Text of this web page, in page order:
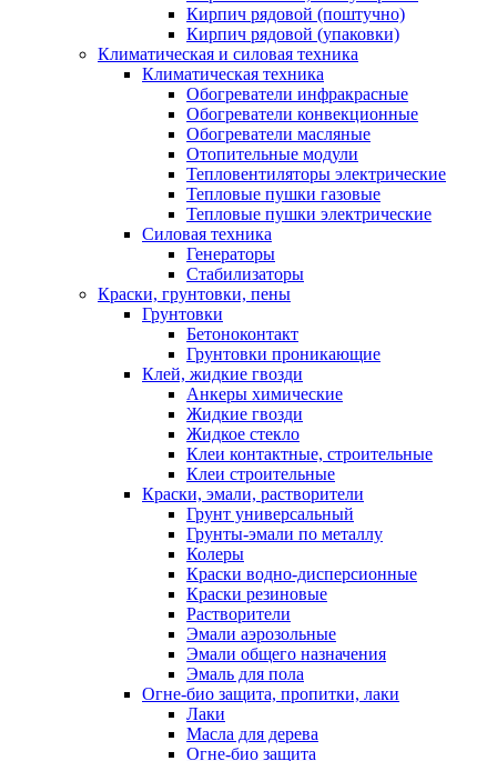
Кирпич рядовой (поштучно)
Кирпич рядовой (упаковки)
Климатическая и силовая техника
Климатическая техника
Обогреватели инфракрасные
Обогреватели конвекционные
Обогреватели масляные
Отопительные модули
Тепловентиляторы электрические
Тепловые пушки газовые
Тепловые пушки электрические
Силовая техника
Генераторы
Стабилизаторы
Краски, грунтовки, пены
Грунтовки
Бетоноконтакт
Грунтовки проникающие
Клей, жидкие гвозди
Анкеры химические
Жидкие гвозди
Жидкое стекло
Клеи контактные, строительные
Клеи строительные
Краски, эмали, растворители
Грунт универсальный
Грунты-эмали по металлу
Колеры
Краски водно-дисперсионные
Краски резиновые
Растворители
Эмали аэрозольные
Эмали общего назначения
Эмаль для пола
Огне-био защита, пропитки, лаки
Лаки
Масла для дерева
Огне-био защита